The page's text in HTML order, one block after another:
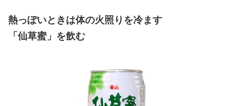
熱っぽいときは体の火照りを冷ます
「仙草蜜」を飲む